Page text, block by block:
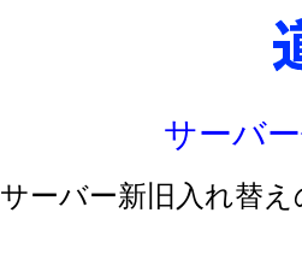
サーバ
サーバー新旧入れ替